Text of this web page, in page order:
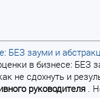
БЕЗ зауми и
в бизнесе: БЕЗ
не сдохнуть и
руководителя .